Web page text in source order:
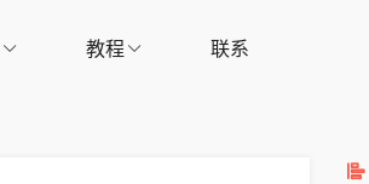
教程 联系